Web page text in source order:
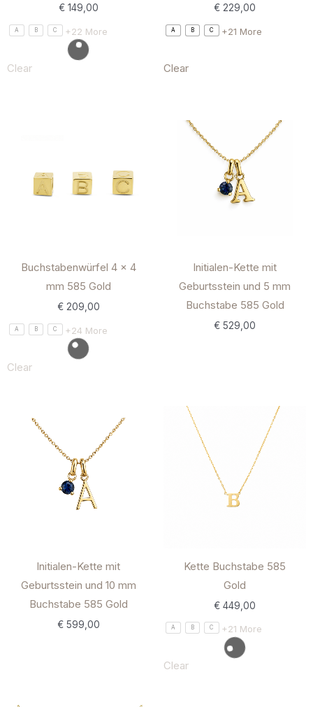
€149,00
A B C +22 More
Clear
€ 229,00
A B C +21 More
Clear
Buchstabenwürfel 4 x 4
mm 585 Gold
€209,00
A B C +24 More
Clear
Initialen-Kette mit
Geburtsstein und 5 mm
Buchstabe 585 Gold
€ 529,00
Initialen-Kette mit
Geburtsstein und 10 mm
Buchstabe 585 Gold
€599,00
Kette Buchstabe 585
Gold
€ 449,00
A B C +21 More
Clear